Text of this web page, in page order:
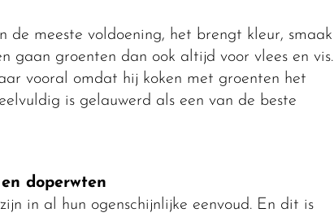
meeste voldoening, het brengt kleur, smaak
gaan groenten dan ook altijd voor vlees en vis.
vooral omdat hij koken met groenten het
is gelauwerd als een van de beste
doperwten
in al hun ogenschijnlijke eenvoud. En dit is